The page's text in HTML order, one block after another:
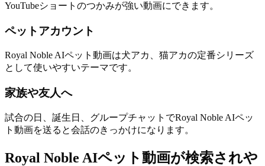
YouTubeショートのつかみが強い動画にできます。
ペットアカウント
Royal Noble AIペット動画は犬アカ、猫アカの定番シリーズ
として使いやすいテーマです。
家族や友人へ
試合の日、誕生日、グループチャットでRoyal Noble AIペッ
ト動画を送ると会話のきっかけになります。
Royal Noble AIペット動画が検索されや